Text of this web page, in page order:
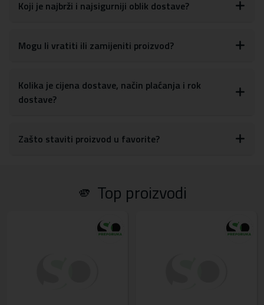
glasnoće, tipki za uključivanje/isključivanje, kao i postavkama za
otisaka prstiju, prašine ili drugih mrlja
Koji je najbrži i najsigurniji oblik dostave?
Mogu li vratiti ili zamijeniti proizvod?
Kolika je cijena dostave, način plaćanja i rok
dostave?
Zašto staviti proizvod u favorite?
🫵 Top proizvodi